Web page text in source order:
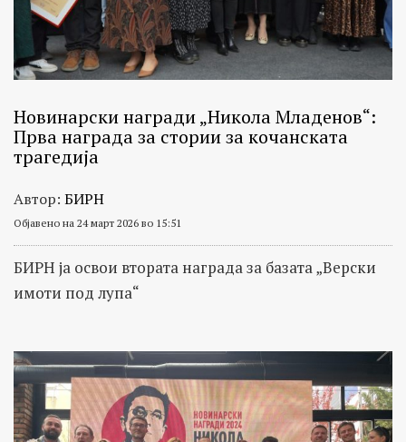
Новинарски награди „Никола Младенов“:
Прва награда за стории за кочанската
трагедија
Автор: БИРН
Објавено на 24 март 2026 во 15:51
БИРН ја освои втората награда за базата „Верски
имоти под лупа“